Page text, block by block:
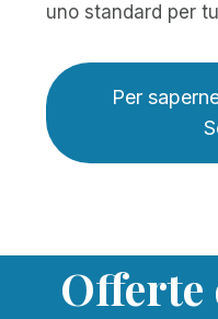
uno standard per
Per